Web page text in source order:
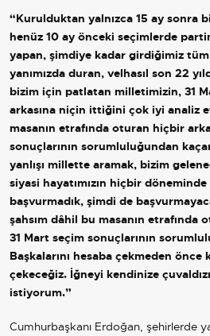
“Kurulduktan yalnızca 15 ay sonra
henüz 10 ay önceki seçimlerde
yapan, şimdiye kadar girdiğimiz
yanımızda duran, velhasıl son 22
bizim için patlatan milletimizin, 31
arkasına niçin ittiğini çok iyi analiz
masanın etrafında oturan hiçbir
sonuçlarının sorumluluğundan
yanlışı millette aramak, bizim
siyasi hayatımızın hiçbir
başvurmadık, şimdi de
şahsım dâhil bu masanın etrafında
31 Mart seçim sonuçlarının
Başkalarını hesaba çekmeden önce
çekeceğiz. İğneyi kendinize çuvaldızı
istiyorum.”
Cumhurbaşkanı Erdoğan, şehirlerde